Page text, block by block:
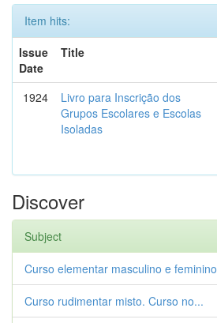
Item hits:
Issue
Date
Title
1924
Livro para Inscrição dos
Grupos Escolares e Escolas
Isoladas
Discover
Subject
Curso elementar masculino e feminino
Curso rudimentar misto. Curso no...